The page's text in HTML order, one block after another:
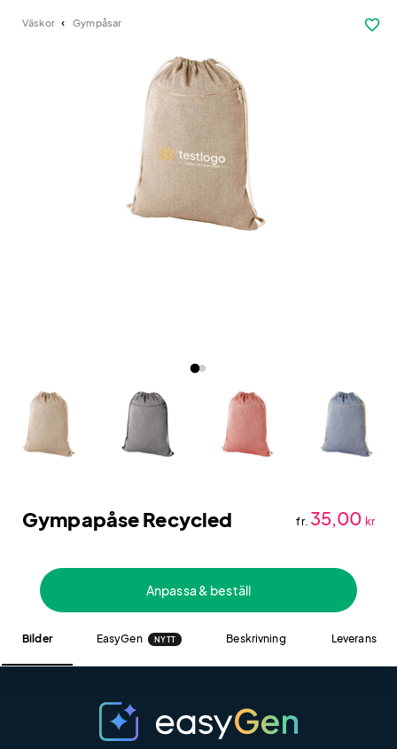
Väskor Gympåsar favorite_border
Gympapåse Recycled fr. 35,00 kr
Anpassa & beställ
Bilder EasyGen NYTT Beskrivning Leverans